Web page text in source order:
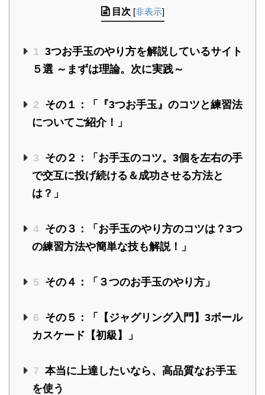
目次 [非表示]
1 3つお手玉のやり方を解説しているサイト
５選 ～まずは理論。次に実践～
2 その１：「『3つお手玉』のコツと練習法
についてご紹介！」
3 その２：「お手玉のコツ。3個を左右の手
で交互に投げ続ける＆成功させる方法と
は？」
4 その３：「お手玉のやり方のコツは？3つ
の練習方法や簡単な技も解説！」
5 その４：「３つのお手玉のやり方」
6 その５：「【ジャグリング入門】3ボール
カスケード【初級】」
7 本当に上達したいなら、高品質なお手玉
を使う